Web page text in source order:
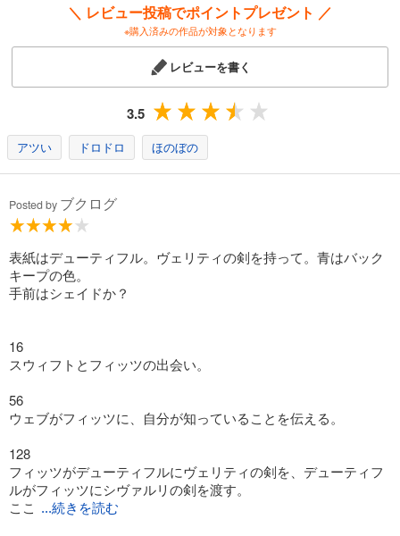
＼ レビュー投稿でポイントプレゼント ／
※購入済みの作品が対象となります
レビューを書く
3.5
アツい ドロドロ ほのぼの
Posted by ブクログ
表紙はデューティフル。ヴェリティの剣を持って。青はバック
キープの色。
手前はシェイドか？
16
スウィフトとフィッツの出会い。
56
ウェブがフィッツに、自分が知っていることを伝える。
128
フィッツがデューティフルにヴェリティの剣を、デューティフ
ルがフィッツにシヴァルリの剣を渡す。
ここ
...続きを読む